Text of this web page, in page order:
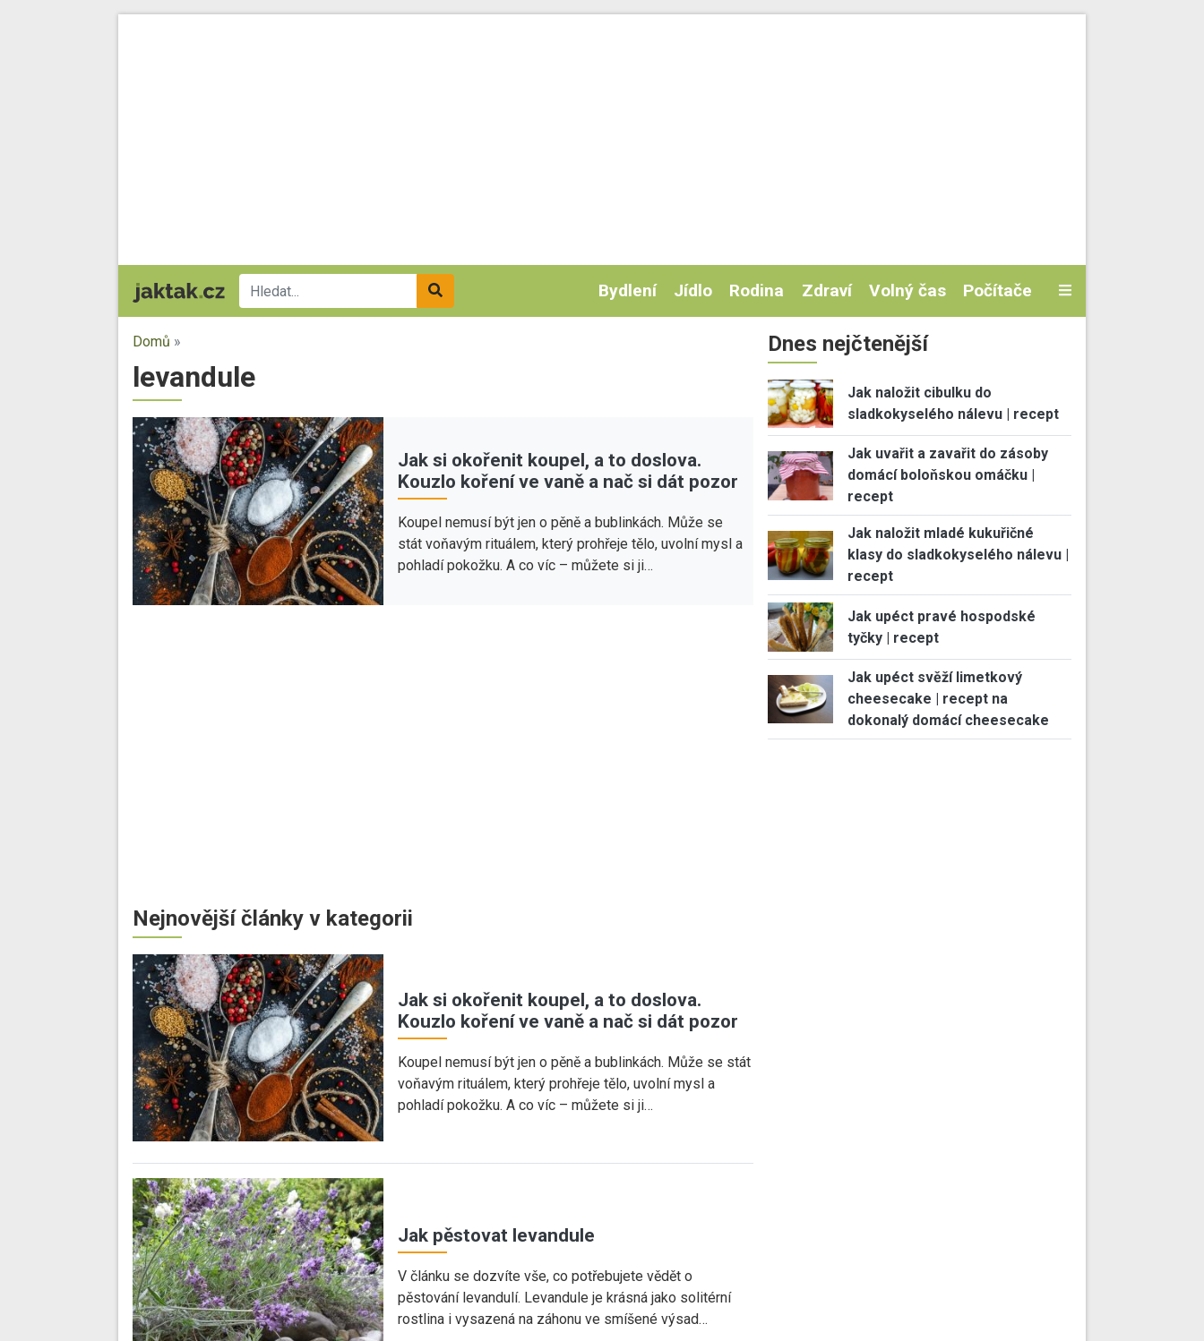
Bydlení Jídlo Rodina Zdraví Volný čas Počítače
Domů »
levandule
Jak si okořenit koupel, a to doslova.
Kouzlo koření ve vaně a nač si dát pozor
Koupel nemusí být jen o pěně a bublinkách. Může se
stát voňavým rituálem, který prohřeje tělo, uvolní mysl a
pohladí pokožku. A co víc – můžete si ji…
Nejnovější články v kategorii
Jak si okořenit koupel, a to doslova.
Kouzlo koření ve vaně a nač si dát pozor
Koupel nemusí být jen o pěně a bublinkách. Může se stát
voňavým rituálem, který prohřeje tělo, uvolní mysl a
pohladí pokožku. A co víc – můžete si ji…
Jak pěstovat levandule
V článku se dozvíte vše, co potřebujete vědět o
pěstování levandulí. Levandule je krásná jako solitérní
rostlina i vysazená na záhonu ve smíšené výsad…
Dnes nejčtenější
Jak naložit cibulku do
sladkokyselého nálevu | recept
Jak uvařit a zavařit do zásoby
domácí boloňskou omáčku |
recept
Jak naložit mladé kukuřičné
klasy do sladkokyselého nálevu |
recept
Jak upéct pravé hospodské
tyčky | recept
Jak upéct svěží limetkový
cheesecake | recept na
dokonalý domácí cheesecake